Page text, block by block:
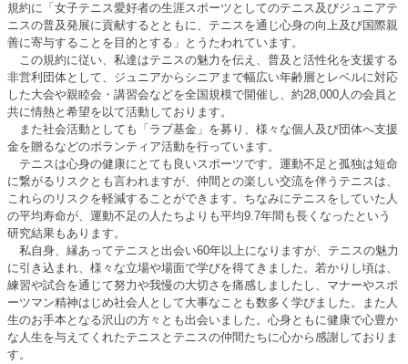
規約に「女子テニス愛好者の生涯スポーツとしてのテニス及びジュニアテ
ニスの普及発展に貢献するとともに、テニスを通じ心身の向上及び国際親
善に寄与することを目的とする」とうたわれています。
この規約に従い、私達はテニスの魅力を伝え、普及と活性化を支援する
非営利団体として、ジュニアからシニアまで幅広い年齢層とレベルに対応
した大会や親睦会・講習会などを全国規模で開催し、約28,000人の会員と
共に情熱と希望を以て活動しております。
また社会活動としても「ラブ基金」を募り、様々な個人及び団体へ支援
金を贈るなどのボランティア活動を行っています。
テニスは心身の健康にとても良いスポーツです。運動不足と孤独は短命
に繋がるリスクとも言われますが、仲間との楽しい交流を伴うテニスは、
これらのリスクを軽減することができます。ちなみにテニスをしていた人
の平均寿命が、運動不足の人たちよりも平均9.7年間も長くなったという
研究結果もあります。
私自身、縁あってテニスと出会い60年以上になりますが、テニスの魅力
に引き込まれ、様々な立場や場面で学びを得てきました。若かりし頃は、
練習や試合を通じて努力や我慢の大切さを痛感しましたし、マナーやスポ
ーツマン精神はじめ社会人として大事なことも数多く学びました。また人
生のお手本となる沢山の方々とも出会いました。心身ともに健康で心豊か
な人生を与えてくれたテニスとテニスの仲間たちに心から感謝しておりま
す。